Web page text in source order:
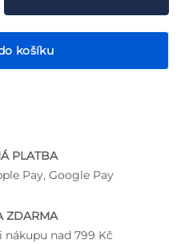
košíku
PLATBA
Pay, Google Pay
ZDARMA
nad 799 Kč